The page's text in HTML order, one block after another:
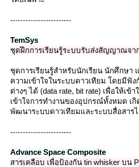
------------------------
TemSys
ชุดฝึกการเรียนรู้ระบบรับส่งสัญญาณจา
ชุดการเรียนรู้สำหรับนักเรียน นักศึกษา
ความเข้าใจในระบบดาวเทียม โดยมีฟั
ต่างๆ ได้ (data rate, bit rate) เพื่อให้เข้
เข้าใจการทำงานของอุปกรณ์ทั้งหมด เ
พัฒนาระบบดาวเทียมและระบบสื่อสาร
------------------------
Advance Space Composite
สารเคลือบ เพื่อป้องกัน tin whisker บน